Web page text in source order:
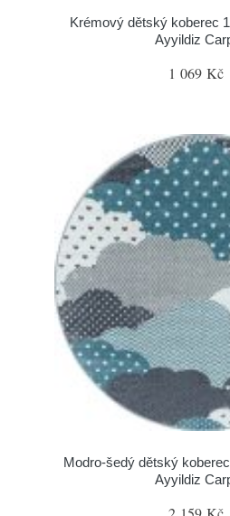
Krémový dětský koberec
Ayyildiz
1 069 Kč
Modro-šedý dětský
Ayyildiz